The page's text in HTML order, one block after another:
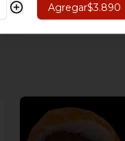
Agregar$3.890